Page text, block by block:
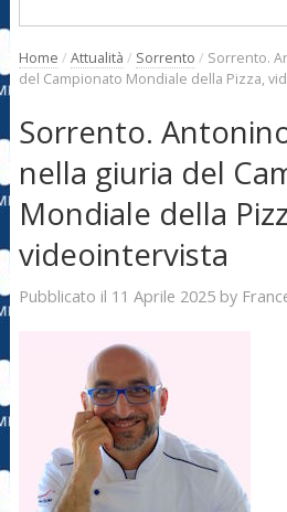
Home / Attualità / Sorrento / Sorrento.
del Campionato Mondiale della Pizza,
Sorrento.
nella giuria del
Mondiale della
videointervista
Pubblicato il 11 Aprile 2025by